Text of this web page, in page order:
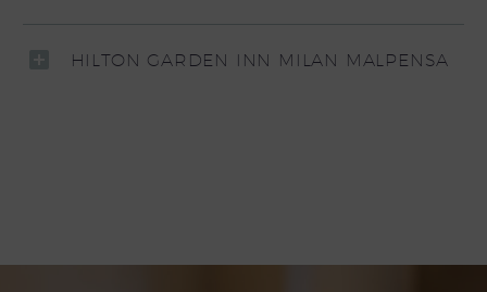
HILTON GARDEN INN MILAN MALPENSA